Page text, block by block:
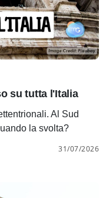
su tutta l'Italia
Al Sud
la svolta?
31/07/2026